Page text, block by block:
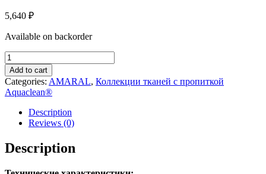
5,640 ₽
Available on backorder
AMARAL
348
quantity
Add to cart
Categories: AMARAL, Коллекции тканей с пропиткой
Aquaclean®
Description
Reviews (0)
Description